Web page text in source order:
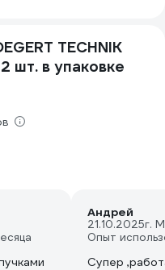
TECHNIK
шт. в упаковке
Андрей
21.10.2025г.
Опыт
Супер